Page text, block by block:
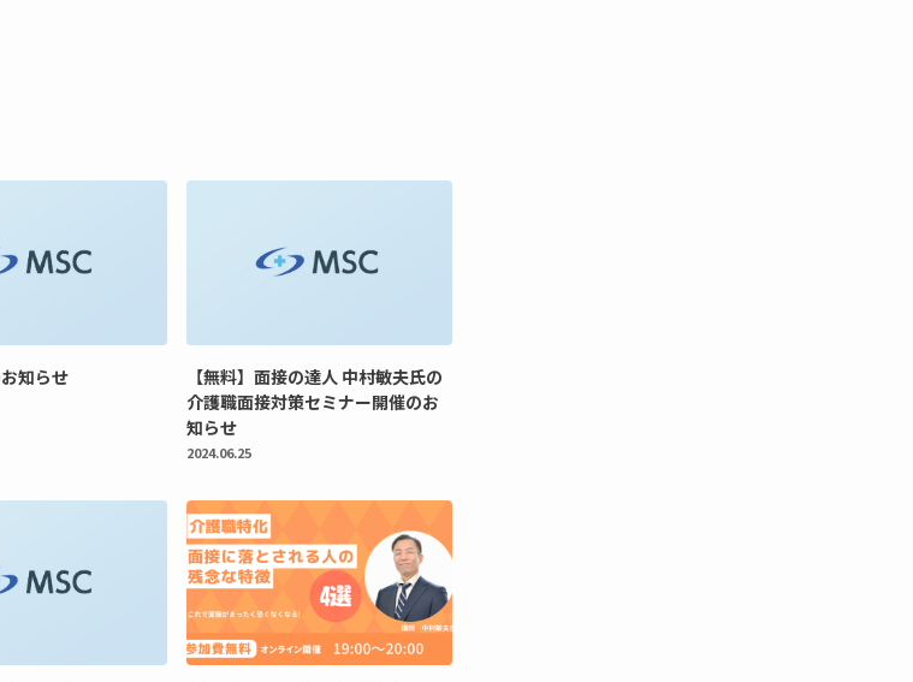
知らせ
【無料】面接の達人 中村敏夫氏の
介護職面接対策セミナー開催のお
知らせ
2024.06.25